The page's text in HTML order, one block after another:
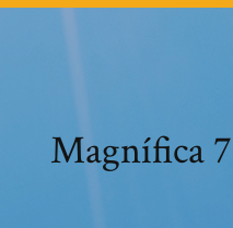
Magnífica